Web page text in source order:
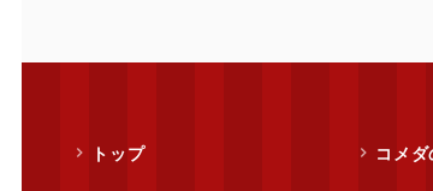
トップ コメ